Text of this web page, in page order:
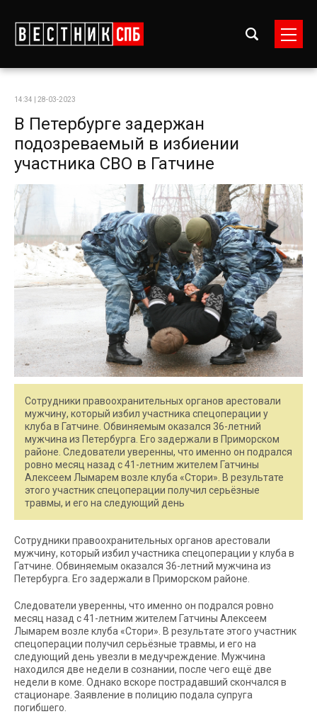
14:34 | 28-03-2023
В Петербурге задержан
подозреваемый в избиении
участника СВО в Гатчине
Сотрудники правоохранительных органов арестовали
мужчину, который избил участника спецоперации у
клуба в Гатчине. Обвиняемым оказался 36-летний
мужчина из Петербурга. Его задержали в Приморском
районе. Следователи уверенны, что именно он подрался
ровно месяц назад с 41-летним жителем Гатчины
Алексеем Лымарем возле клуба «Стори». В результате
этого участник спецоперации получил серьёзные
травмы, и его на следующий день
Сотрудники правоохранительных органов арестовали
мужчину, который избил участника спецоперации у клуба в
Гатчине. Обвиняемым оказался 36-летний мужчина из
Петербурга. Его задержали в Приморском районе.
Следователи уверенны, что именно он подрался ровно
месяц назад с 41-летним жителем Гатчины Алексеем
Лымарем возле клуба «Стори». В результате этого участник
спецоперации получил серьёзные травмы, и его на
следующий день увезли в медучреждение. Мужчина
находился две недели в сознании, после чего ещё две
недели в коме. Однако вскоре пострадавший скончался в
стационаре. Заявление в полицию подала супруга
погибшего.